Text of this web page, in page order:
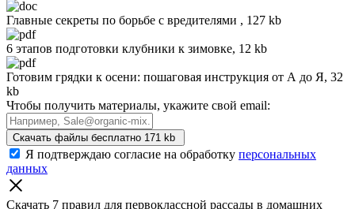
Главные секреты по борьбе с вредителями , 127 kb
6 этапов подготовки клубники к зимовке, 12 kb
Готовим грядки к осени: пошаговая инструкция от А до Я, 32
kb
Чтобы получить материалы, укажите свой email:
Скачать файлы бесплатно 171 kb
Я подтверждаю согласие на обработку персональных
данных
Скачать 7 правил для первоклассной рассады в домашних